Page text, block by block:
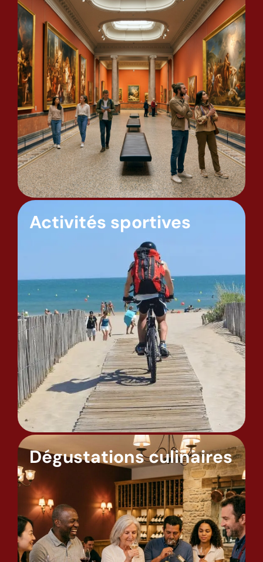
Activités sportives
Dégustations culinaires